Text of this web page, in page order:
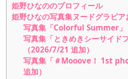
姫野ひなののプロフィール
姫野ひなの写真集ヌードグラビ
写真集「Colorful Summer」
写真集「ときめきシーサイド
（2026/7/21 追加）
写真集「＃Mooove！ 1st
追加）